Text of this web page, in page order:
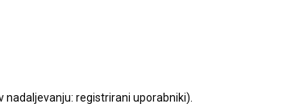
registrirani uporabniki).